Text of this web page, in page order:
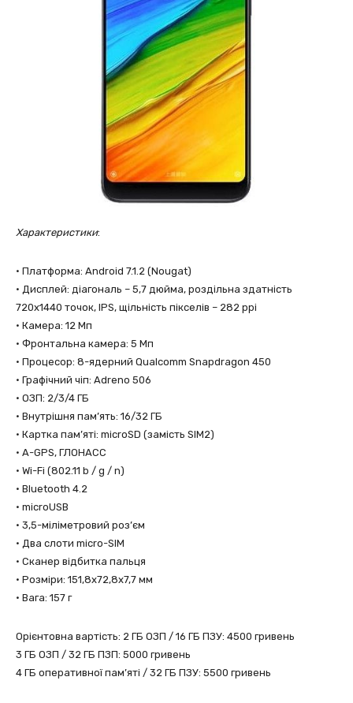
Характеристики:
• Платформа: Android 7.1.2 (Nougat)
• Дисплей: діагональ – 5,7 дюйма, роздільна здатнiсть
720х1440 точок, IPS, щільність пікселів – 282 ppi
• Камера: 12 Мп
• Фронтальна камера: 5 Мп
• Процесор: 8-ядерний Qualcomm Snapdragon 450
• Графічний чіп: Adreno 506
• ОЗП: 2/3/4 ГБ
• Внутрішня пам’ять: 16/32 ГБ
• Картка пам’яті: microSD (замість SIM2)
• A-GPS, ГЛОНАСС
• Wi-Fi (802.11 b / g / n)
• Bluetooth 4.2
• microUSB
• 3,5-міліметровий роз’єм
• Два слоти micro-SIM
• Сканер відбитка пальця
• Розміри: 151,8х72,8х7,7 мм
• Вага: 157 г
Орієнтовна вартість: 2 ГБ ОЗП / 16 ГБ ПЗУ: 4500 гривень
3 ГБ ОЗП / 32 ГБ ПЗП: 5000 гривень
4 ГБ оперативної пам’яті / 32 ГБ ПЗУ: 5500 гривень